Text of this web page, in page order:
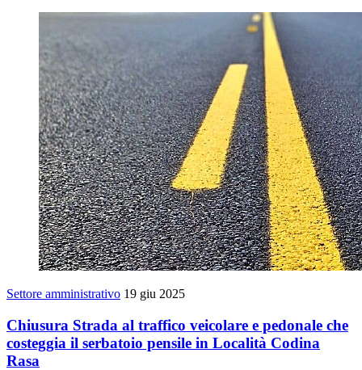
Settore amministrativo 19 giu 2025
Chiusura Strada al traffico veicolare e pedonale che
costeggia il serbatoio pensile in Località Codina
Rasa